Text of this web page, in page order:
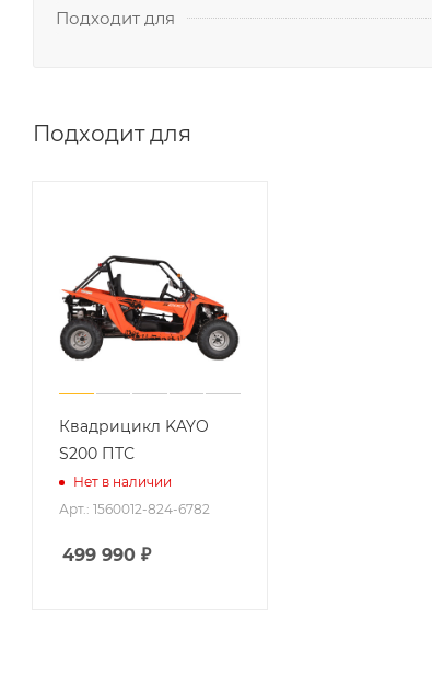
Подходит для
Подходит для
Квадрицикл KAYO
S200 ПТС
Нет в наличии
Арт.: 1560012-824-6782
499 990 ₽